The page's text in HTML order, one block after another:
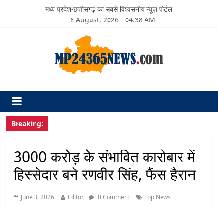
मध्य प्रदेश-छत्तीसगढ़ का सबसे विश्वसनीय न्यूज़ पोर्टल
8 August, 2026 - 04:38 AM
Breaking:
3000 करोड़ के संभावित कारोबार में
हिस्सेदार बने रणवीर सिंह, फैंस हैरान
June 3, 2026 Editor 0 Comment Top News